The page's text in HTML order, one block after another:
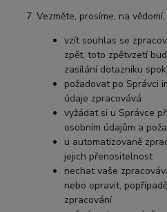
Vezměte, prosíme, na
vzít souhlas se
zpět, toto zpětvzetí
zasílání dotazníku
požadovat po Správci
údaje zpracovává
vyžádat si u Správce
osobním údajům a
u automatizovaně
jejich přenositelnost
nechat vaše
nebo opravit,
zpracování